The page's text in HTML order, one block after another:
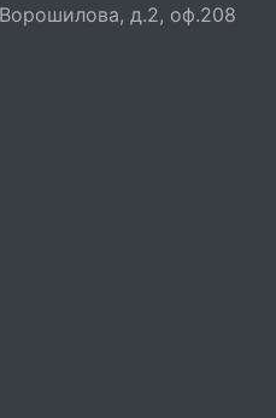
д.2, оф.208